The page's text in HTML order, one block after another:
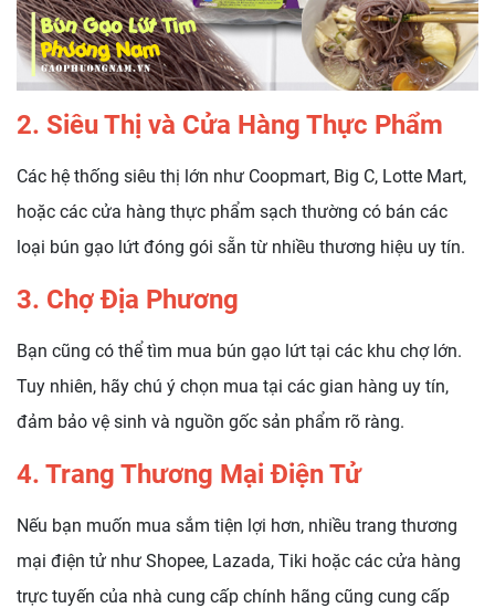
2. Siêu Thị và Cửa Hàng Thực Phẩm
Các hệ thống siêu thị lớn như Coopmart, Big C, Lotte Mart,
hoặc các cửa hàng thực phẩm sạch thường có bán các
loại bún gạo lứt đóng gói sẵn từ nhiều thương hiệu uy tín.
3. Chợ Địa Phương
Bạn cũng có thể tìm mua bún gạo lứt tại các khu chợ lớn.
Tuy nhiên, hãy chú ý chọn mua tại các gian hàng uy tín,
đảm bảo vệ sinh và nguồn gốc sản phẩm rõ ràng.
4. Trang Thương Mại Điện Tử
Nếu bạn muốn mua sắm tiện lợi hơn, nhiều trang thương
mại điện tử như Shopee, Lazada, Tiki hoặc các cửa hàng
trực tuyến của nhà cung cấp chính hãng cũng cung cấp